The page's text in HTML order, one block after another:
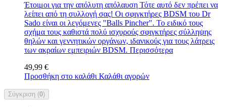
Έτοιμοι για την απόλυτη απόλαυση Τότε αυτό δεν πρέπει να
λείπει από τη συλλογή σας! Οι σφιγκτήρες BDSM του Dr
Sado είναι οι λεγόμενες "Balls Pincher". Το ειδικό τους
σχήμα τους καθιστά πολύ ισχυρούς σφιγκτήρες σύλληψης
θηλών και γεννητικών οργάνων, ιδανικούς για τους λάτρεις
των ακραίων εμπειριών BDSM. Περισσότερα
49,99 €
Προσθήκη στο καλάθι Καλάθι αγορών
Σύγκριση (0)